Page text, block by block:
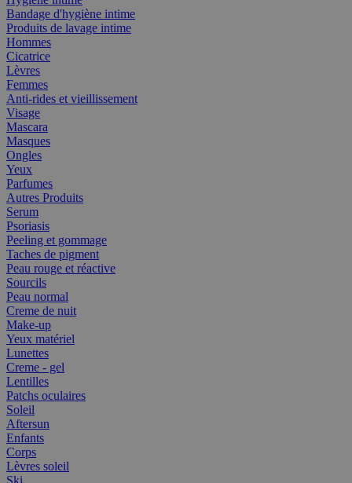
Bandage d'hygiène intime
Produits de lavage intime
Hommes
Cicatrice
Lèvres
Femmes
Anti-rides et vieillissement
Visage
Mascara
Masques
Ongles
Yeux
Parfumes
Autres Produits
Serum
Psoriasis
Peeling et gommage
Taches de pigment
Peau rouge et réactive
Sourcils
Peau normal
Creme de nuit
Make-up
Yeux matériel
Lunettes
Creme - gel
Lentilles
Patchs oculaires
Soleil
Aftersun
Enfants
Corps
Lèvres soleil